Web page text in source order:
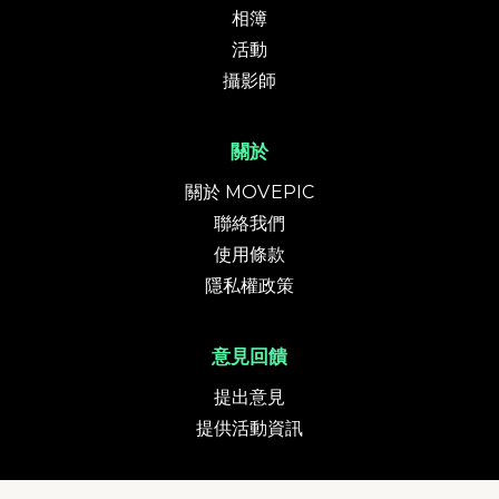
相簿
活動
攝影師
關於
關於 MOVEPIC
聯絡我們
使用條款
隱私權政策
意見回饋
提出意見
提供活動資訊